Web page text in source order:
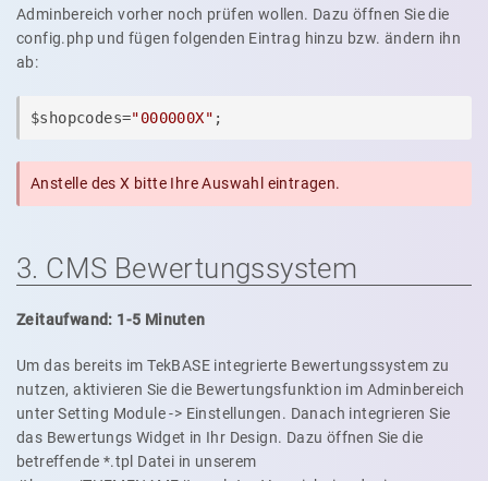
Adminbereich vorher noch prüfen wollen. Dazu öffnen Sie die
config.php und fügen folgenden Eintrag hinzu bzw. ändern ihn
ab:
$shopcodes="000000X" ;
Anstelle des X bitte Ihre Auswahl eintragen.
3. CMS Bewertungssystem
Zeitaufwand: 1-5 Minuten
Um das bereits im TekBASE integrierte Bewertungssystem zu
nutzen, aktivieren Sie die Bewertungsfunktion im Adminbereich
unter Setting Module -> Einstellungen. Danach integrieren Sie
das Bewertungs Widget in Ihr Design. Dazu öffnen Sie die
betreffende *.tpl Datei in unserem